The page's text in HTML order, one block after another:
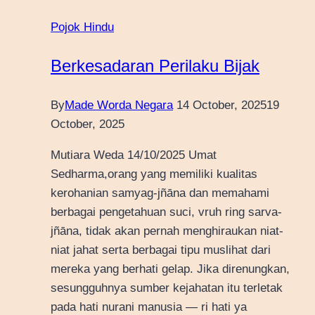
Pojok Hindu
Berkesadaran Perilaku Bijak
ByMade Worda Negara 14 October, 202519
October, 2025
Mutiara Weda 14/10/2025 Umat
Sedharma,orang yang memiliki kualitas
kerohanian samyag-jñāna dan memahami
berbagai pengetahuan suci, vruh ring sarva-
jñāna, tidak akan pernah menghiraukan niat-
niat jahat serta berbagai tipu muslihat dari
mereka yang berhati gelap. Jika direnungkan,
sesungguhnya sumber kejahatan itu terletak
pada hati nurani manusia — ri hati ya